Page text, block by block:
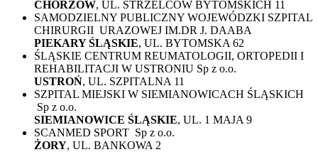
CHORZÓW, UL. STRZELCÓW BYTOMSKICH 11
SAMODZIELNY PUBLICZNY WOJEWÓDZKI SZPITAL
CHIRURGII URAZOWEJ IM.DR J. DAABA
PIEKARY ŚLĄSKIE, UL. BYTOMSKA 62
ŚLĄSKIE CENTRUM REUMATOLOGII, ORTOPEDII I
REHABILITACJI W USTRONIU Sp z o.o.
USTROŃ, UL. SZPITALNA 11
SZPITAL MIEJSKI W SIEMIANOWICACH ŚLĄSKICH
Sp z o.o.
SIEMIANOWICE ŚLĄSKIE, UL. 1 MAJA 9
SCANMED SPORT Sp z o.o.
ŻORY, UL. BANKOWA 2